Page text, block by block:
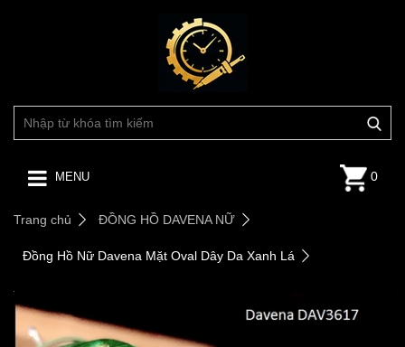
MENU 0
Trang chủ ĐỒNG HỒ DAVENA NỮ
Đồng Hồ Nữ Davena Mặt Oval Dây Da Xanh Lá